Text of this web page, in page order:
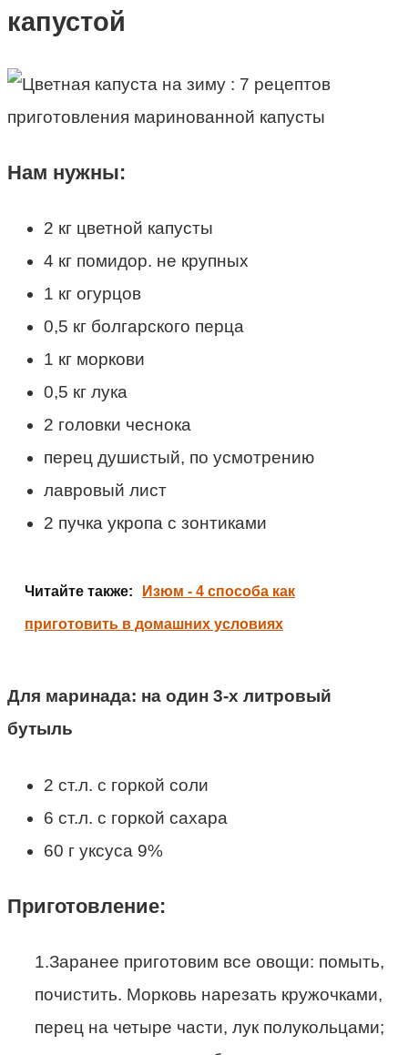
капустой
Нам нужны:
2 кг цветной капусты
4 кг помидор. не крупных
1 кг огурцов
0,5 кг болгарского перца
1 кг моркови
0,5 кг лука
2 головки чеснока
перец душистый, по усмотрению
лавровый лист
2 пучка укропа с зонтиками
Читайте также: Изюм - 4 способа как
приготовить в домашних условиях
Для маринада: на один 3-х литровый
бутыль
2 ст.л. с горкой соли
6 ст.л. с горкой сахара
60 г уксуса 9%
Приготовление:
1.Заранее приготовим все овощи: помыть,
почистить. Морковь нарезать кружочками,
перец на четыре части, лук полукольцами;